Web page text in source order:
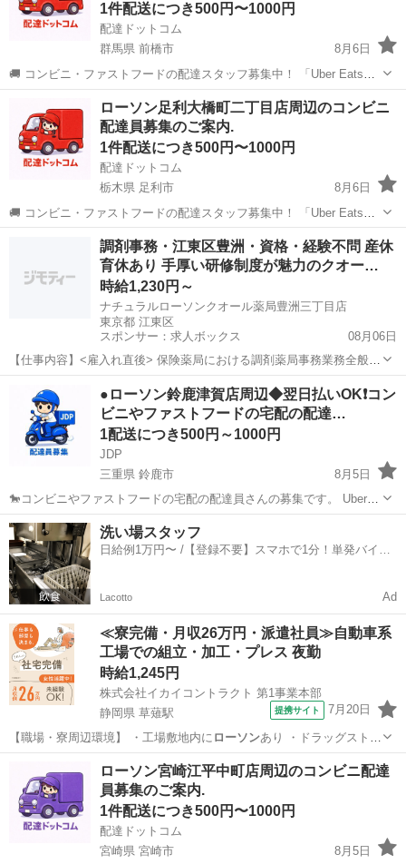
1件配送につき500円〜1000円
配達ドットコム
群馬県 前橋市
8月6日
🚚 コンビニ・ファストフードの配達スタッフ募集中！ 「Uber Eats」
や「出前館」のように、配達専用アプリを使ってお仕事するスタイル
です。 オファー内容を見てから、受けるかどうかを自由に選べます！
✅ 業務内容...
ローソン
ローソン足利大橋町二丁目店周辺のコンビニ
配達員募集のご案内.
1件配送につき500円〜1000円
配達ドットコム
栃木県 足利市
8月6日
🚚 コンビニ・ファストフードの配達スタッフ募集中！ 「Uber Eats」
や「出前館」のように、配達専用アプリを使ってお仕事するスタイル
です。 オファー内容を見てから、受けるかどうかを自由に選べます！
足利市 配送 ローソン
調剤事務・江東区豊洲・資格・経験不問 産休
育休あり 手厚い研修制度が魅力のクオー…
時給1,230円～
ナチュラルローソンクオール薬局豊洲三丁目店
東京都 江東区
スポンサー：求人ボックス
08月06日
【仕事内容】<雇入れ直後> 保険薬局における調剤薬局事務業務全般
・受付、処方箋入力、窓口業務全般、衛生業務 ・初回来局時アンケー
ト、ジェネリック医薬品についての案内 ・販売促進(商品ディスプレイ
含む)～会計業務 ・保険請求、日次...
●ローソン鈴鹿津賀店周辺◆翌日払いOK❗️コン
ビニやファストフードの宅配の配達…
1配送につき500円～1000円
JDP
三重県 鈴鹿市
8月5日
🐎コンビニやファストフードの宅配の配達員さんの募集です。 Uber
eatsや出前館のように配達専用アプリを使用していただき、オファー
内容を確認していただいてから受ける受けないは自由となります。 配
達時の使用...
三重 鈴鹿市 配送 ファストフード
洗い場スタッフ
日給例1万円〜 /【登録不要】スマホで1分！単発バイト
Lacotto Ad
≪寮完備・月収26万円・派遣社員≫自動車系
工場での組立・加工・プレス 夜勤
時給1,245円
株式会社イカイコントラクト 第1事業本部
静岡県 草薙駅
提携サイト 7月20日
【職場・寮周辺環境】 ・工場敷地内に ローソンあり ・ドラッグストア
(ウエルシア)…
草薙駅 その他
ローソン宮崎江平中町店周辺のコンビニ配達
員募集のご案内.
1件配送につき500円〜1000円
配達ドットコム
宮崎県 宮崎市
8月5日